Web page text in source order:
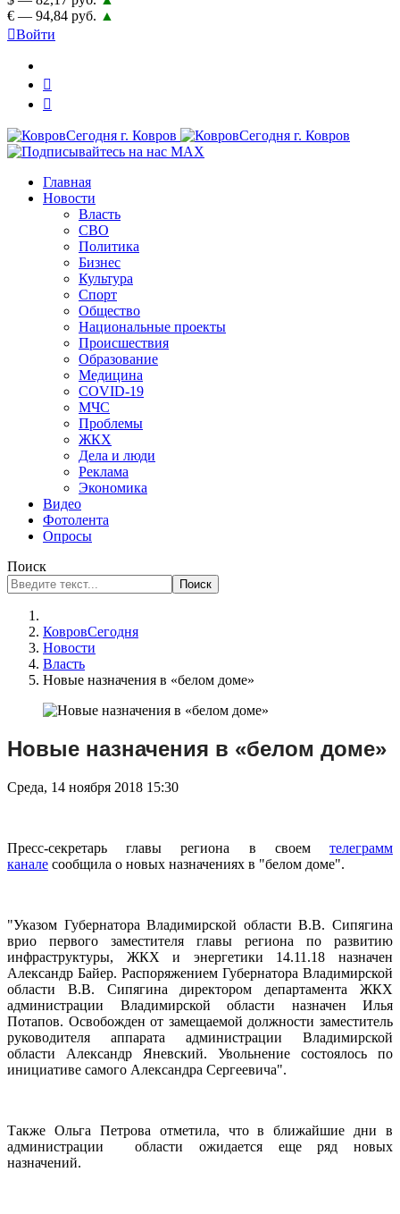
€ — 94,84 руб. ▲
Войти
Главная
Новости
Власть
СВО
Политика
Бизнес
Культура
Спорт
Общество
Национальные проекты
Происшествия
Образование
Медицина
COVID-19
МЧС
Проблемы
ЖКХ
Дела и люди
Реклама
Экономика
Видео
Фотолента
Опросы
Поиск
Поиск
КовровСегодня
Новости
Власть
Новые назначения в «белом доме»
Новые назначения в «белом доме»
Среда, 14 ноября 2018 15:30
Пресс-секретарь главы региона в своем телеграмм
канале сообщила о новых назначениях в "белом доме".
"Указом Губернатора Владимирской области В.В. Сипягина
врио первого заместителя главы региона по развитию
инфраструктуры, ЖКХ и энергетики 14.11.18 назначен
Александр Байер. Распоряжением Губернатора Владимирской
области В.В. Сипягина директором департамента ЖКХ
администрации Владимирской области назначен Илья
Потапов. Освобожден от замещаемой должности заместитель
руководителя аппарата администрации Владимирской
области Александр Яневский. Увольнение состоялось по
инициативе самого Александра Сергеевича".
Также Ольга Петрова отметила, что в ближайшие дни в
администрации области ожидается еще ряд новых
назначений.